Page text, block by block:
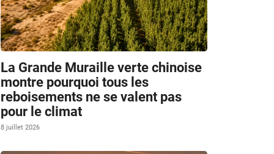
La Grande Muraille verte chinoise
montre pourquoi tous les
reboisements ne se valent pas
pour le climat
8 juillet 2026